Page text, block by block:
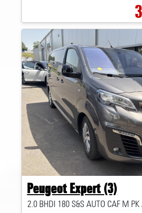
Peugeot Expert (3)
2.0 BHDI 180 S&S AUTO CAF M PK